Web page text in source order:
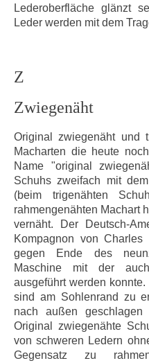
Lederoberfläche glänzt
Leder werden mit dem
Z
Zwiegenäht
Original zwiegenäht und
Macharten die heute
Name "original
Schuhs zweifach mit
(beim trigenähten
rahmengenähten Machart
vernäht. Der Deutsch-
Kompagnon von Charles
gegen Ende des
Maschine mit der
ausgeführt werden
sind am Sohlenrand zu
nach außen
Original zwiegenähte
von schweren Ledern
Gegensatz zu